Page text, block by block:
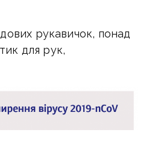
рукавичок, понад
для рук,